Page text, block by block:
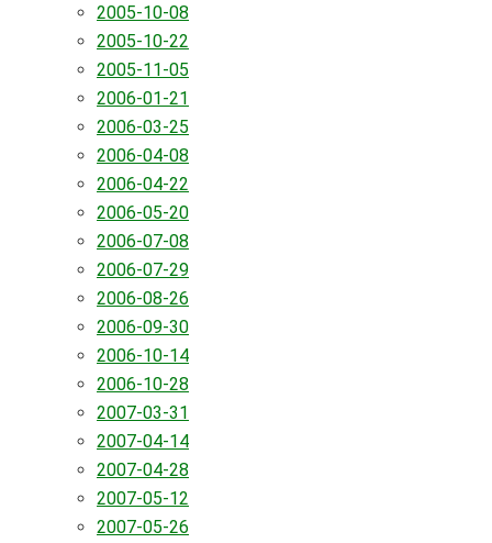
2005-10-08
2005-10-22
2005-11-05
2006-01-21
2006-03-25
2006-04-08
2006-04-22
2006-05-20
2006-07-08
2006-07-29
2006-08-26
2006-09-30
2006-10-14
2006-10-28
2007-03-31
2007-04-14
2007-04-28
2007-05-12
2007-05-26